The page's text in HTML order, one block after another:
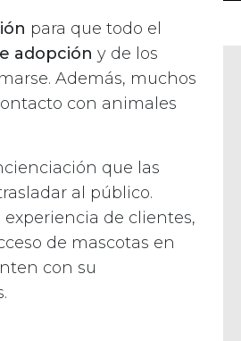
para que todo el
adopción y de los
Además, muchos
con animales
que las
al público.
de clientes,
de mascotas en
con su